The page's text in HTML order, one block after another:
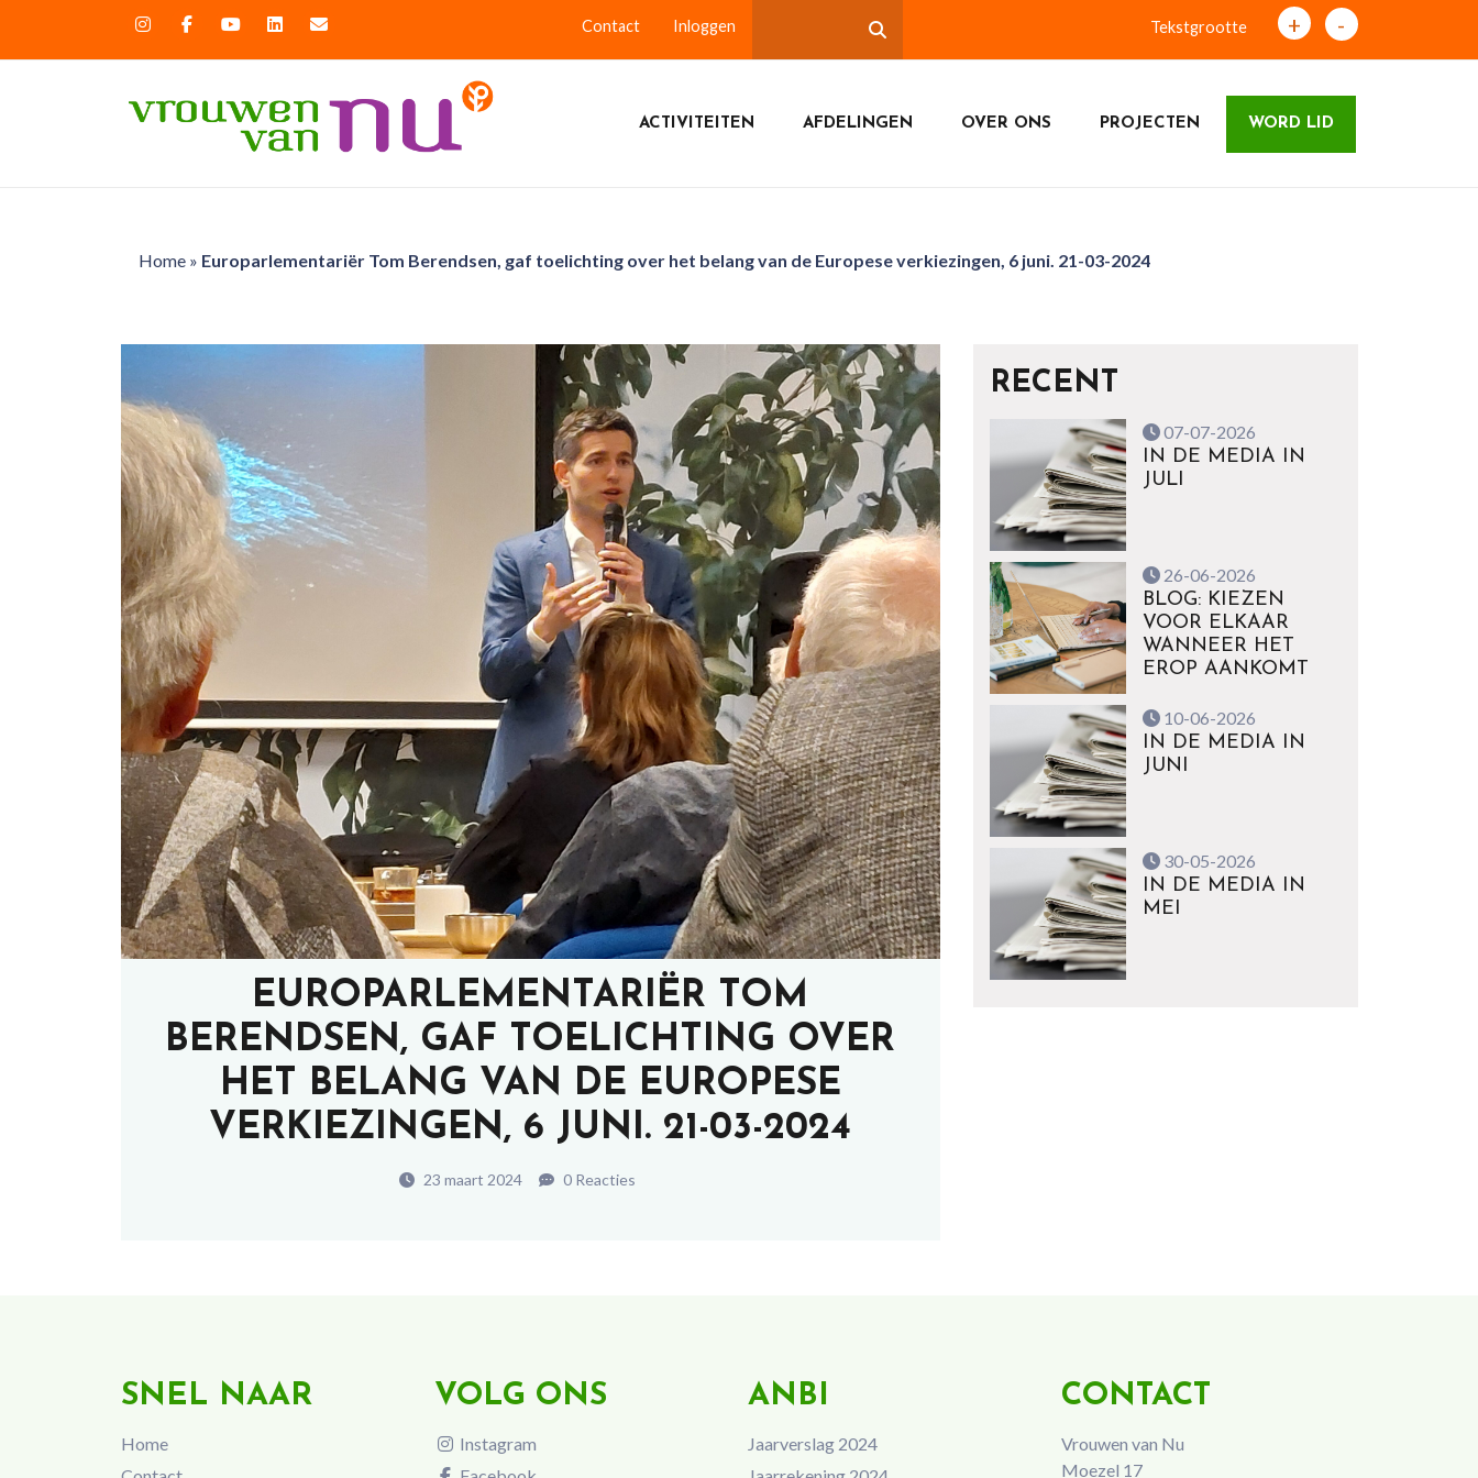
Contact Inloggen Tekstgrootte + -
ACTIVITEITEN AFDELINGEN OVER ONS PROJECTEN WORD LID
Home» Europarlementariër Tom Berendsen, gaf toelichting over het belang van de Europese verkiezingen, 6 juni. 21-03-2024
EUROPARLEMENTARIËR TOM
BERENDSEN, GAF TOELICHTING OVER
HET BELANG VAN DE EUROPESE
VERKIEZINGEN, 6 JUNI. 21-03-2024
23 maart 2024 0 Reacties
RECENT
07-07-2026
IN DE MEDIA IN
JULI
26-06-2026
BLOG: KIEZEN
VOOR ELKAAR
WANNEER HET
EROP AANKOMT
10-06-2026
IN DE MEDIA IN
JUNI
30-05-2026
IN DE MEDIA IN
MEI
SNEL NAAR
Home
VOLG ONS
Instagram
ANBI
Jaarverslag 2024
CONTACT
Vrouwen van Nu
Moezel 17